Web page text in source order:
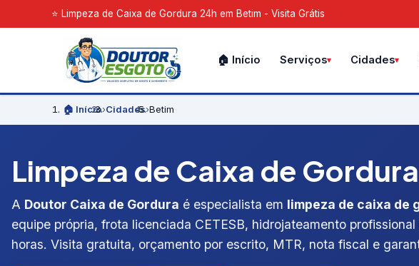
⭐ Limpeza de Caixa de Gordura 24h em Betim - Visita Grátis
🏠 Início Serviços Cidades
🏠 Início›Cidades›Betim
Limpeza de Caixa de
A Doutor Caixa de Gordura é especialista em limpeza de caixa de
equipe própria, frota licenciada CETESB, hidrojateamento
horas. Visita gratuita, orçamento por escrito, MTR, nota fiscal e